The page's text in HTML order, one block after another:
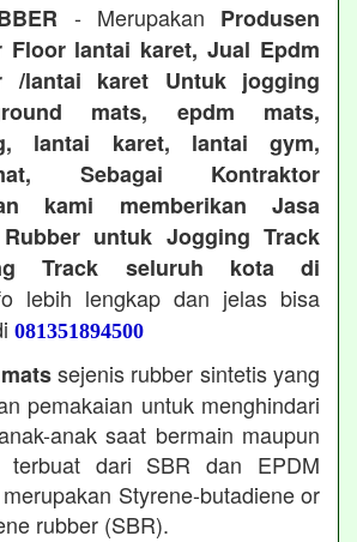
- Merupakan Produsen
Floor lantai karet, Jual Epdm
/lantai karet Untuk jogging
mats, epdm mats,
lantai karet, lantai gym,
Sebagai Kontraktor
kami memberikan Jasa
Rubber untuk Jogging Track
Track seluruh kota di
lebih lengkap dan jelas bisa
081351894500
sejenis rubber sintetis yang
pemakaian untuk menghindari
anak saat bermain maupun
terbuat dari SBR dan EPDM
Styrene-butadiene or
rubber (SBR).